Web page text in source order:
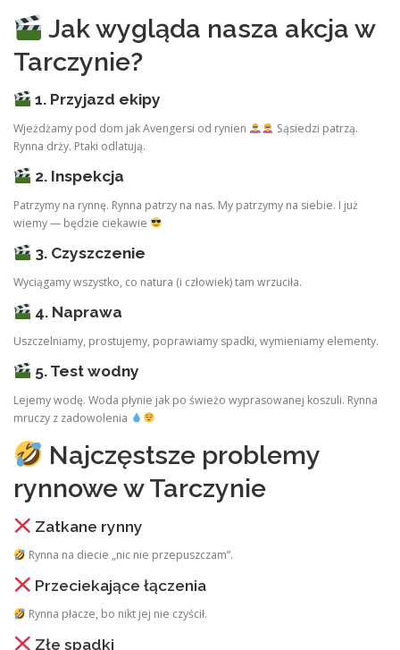
Jak wygląda nasza akcja w
Tarczynie?
1. Przyjazd ekipy
Wjeżdżamy pod dom jak Avengersi od rynien
Sąsiedzi patrzą.
Rynna drży. Ptaki odlatują.
2. Inspekcja
Patrzymy na rynnę. Rynna patrzy na nas. My patrzymy na siebie. I już
wiemy — będzie ciekawie
3. Czyszczenie
Wyciągamy wszystko, co natura (i człowiek) tam wrzuciła.
4. Naprawa
Uszczelniamy, prostujemy, poprawiamy spadki, wymieniamy elementy.
5. Test wodny
Lejemy wodę. Woda płynie jak po świeżo wyprasowanej koszuli. Rynna
mruczy z zadowolenia
Najczęstsze problemy
rynnowe w Tarczynie
Zatkane rynny
Rynna na diecie „nic nie przepuszczam”.
Przeciekające łączenia
Rynna płacze, bo nikt jej nie czyścił.
Złe spadki